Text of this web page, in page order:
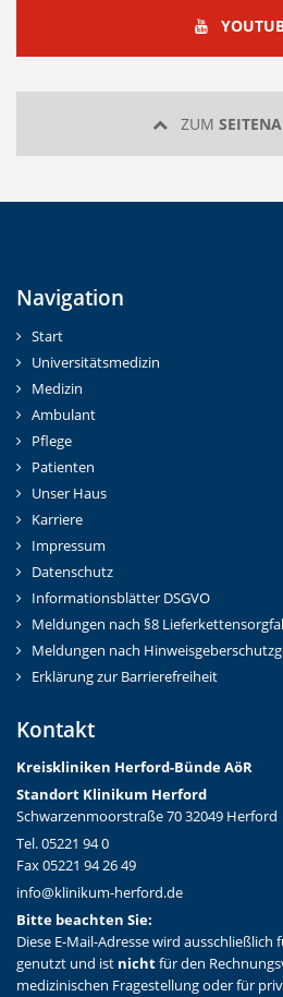
ZUM
Navigation
Start
Universitätsmedizin
Medizin
Ambulant
Pflege
Patienten
Unser Haus
Karriere
Impressum
Datenschutz
Informationsblätter DSGVO
Meldungen nach §8
Meldungen nach
Erklärung zur Barrierefreiheit
Kontakt
Kreiskliniken Herford-Bünde AöR
Standort Klinikum Herford
Schwarzenmoorstraße 70 32049 Herford
Tel. 05221 94 0
Fax 05221 94 26 49
info@klinikum-herford.de
Bitte beachten Sie:
Diese E-Mail-Adresse wird ausschließlich
genutzt und ist nichtfür den
medizinischen Fragestellung oder für